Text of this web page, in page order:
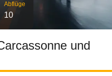
Abflüge
10
und